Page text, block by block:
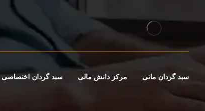
سبد گردان مانی مرکز دانش مالی سبد گردان اختصاصی